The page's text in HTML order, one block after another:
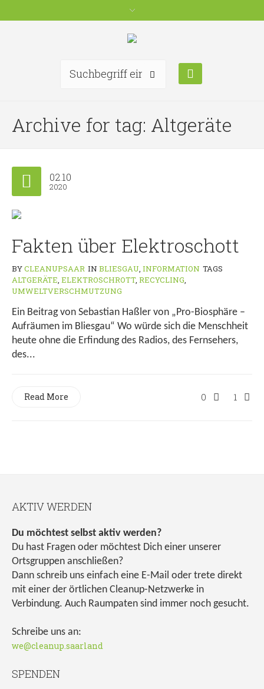
Archive for tag: Altgeräte
02.10
2020
Fakten über Elektroschott
BYCLEANUPSAAR IN BLIESGAU, INFORMATION TAGS
ALTGERÄTE, ELEKTROSCHROTT, RECYCLING,
UMWELTVERSCHMUTZUNG
Ein Beitrag von Sebastian Haßler von „Pro-Biosphäre –
Aufräumen im Bliesgau“ Wo würde sich die Menschheit
heute ohne die Erfindung des Radios, des Fernsehers,
des...
0 1
Read More
AKTIV WERDEN
Du möchtest selbst aktiv werden?
Du hast Fragen oder möchtest Dich einer unserer
Ortsgruppen anschließen?
Dann schreib uns einfach eine E-Mail oder trete direkt
mit einer der örtlichen Cleanup-Netzwerke in
Verbindung. Auch Raumpaten sind immer noch gesucht.
Schreibe uns an:
we@cleanup.saarland
SPENDEN